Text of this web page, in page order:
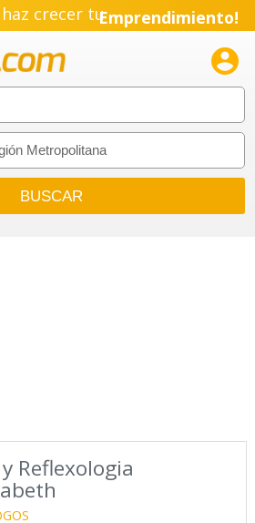
crecer tuEmprendimiento!

Reflexologia